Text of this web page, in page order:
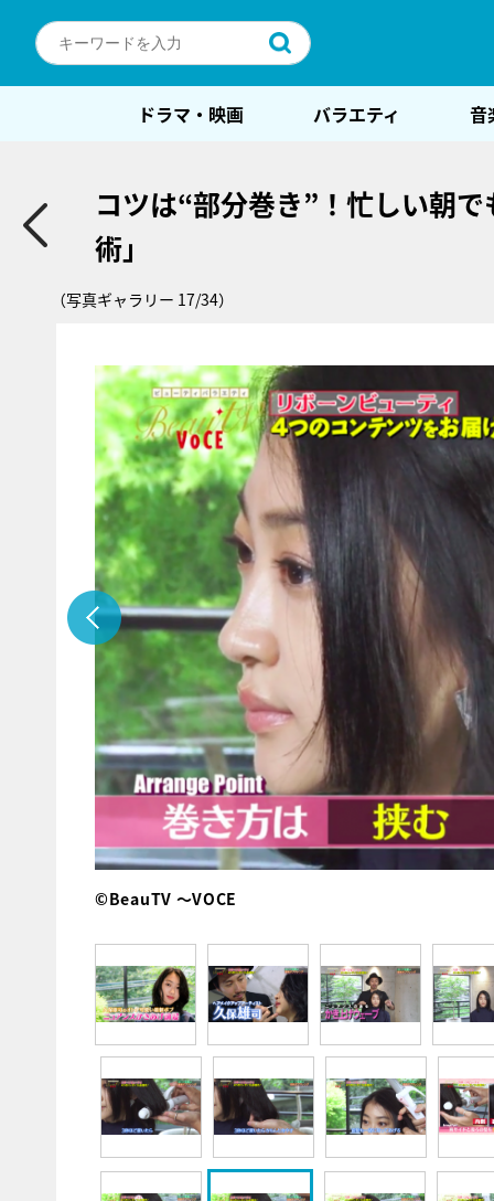
ドラマ・映画 バラエティ 音
コツは“部分巻き”！忙しい朝
術」
（写真ギャラリー 17/34）
©BeauTV ～VOCE